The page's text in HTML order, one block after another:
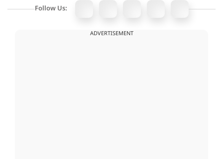
Follow Us:
ADVERTISEMENT